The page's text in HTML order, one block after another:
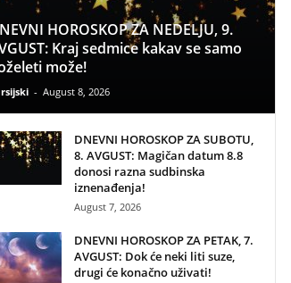
HOROSKOP ZA NEDELJU, 9.
Kraj sedmice kakav se samo
može!
- August 8, 2026
DNEVNI HOROSKOP ZA SUBOTU,
8. AVGUST: Magičan datum 8.8
donosi razna sudbinska
iznenađenja!
August 7, 2026
DNEVNI HOROSKOP ZA PETAK, 7.
AVGUST: Dok će neki liti suze,
drugi će konačno uživati!